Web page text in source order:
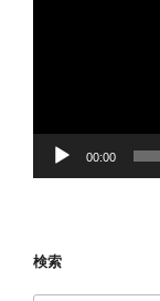
00:00
検索